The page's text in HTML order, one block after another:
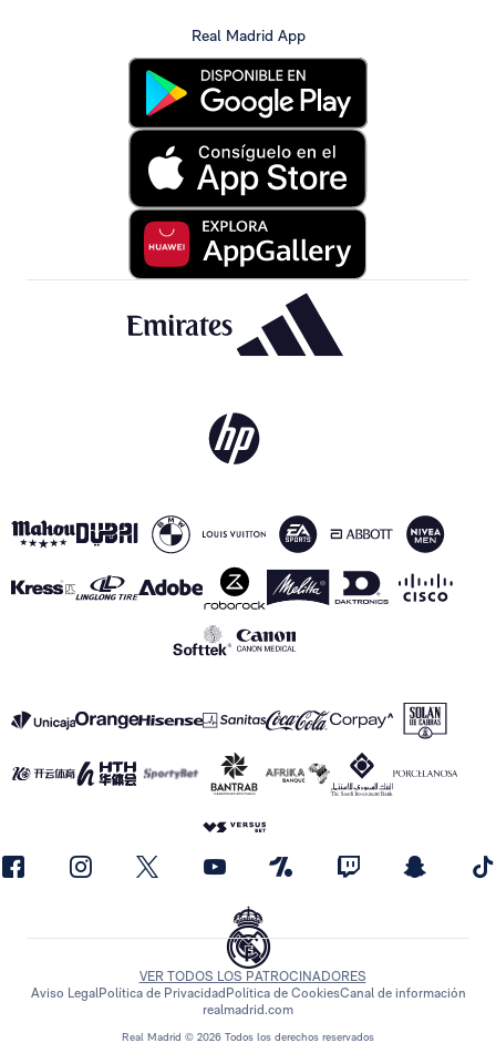
Real Madrid App
Real Madrid © 2026 Todos los derechos reservados
VER TODOS LOS PATROCINADORES
Aviso LegalPolítica de PrivacidadPolítica de CookiesCanal de información
realmadrid.com